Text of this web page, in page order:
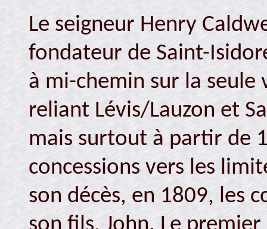
Le seigneur Henry
fondateur de Saint-
à mi-chemin sur la
reliant Lévis/Lauzon et
mais surtout à partir de
concessions vers les
son décès, en 1809, les